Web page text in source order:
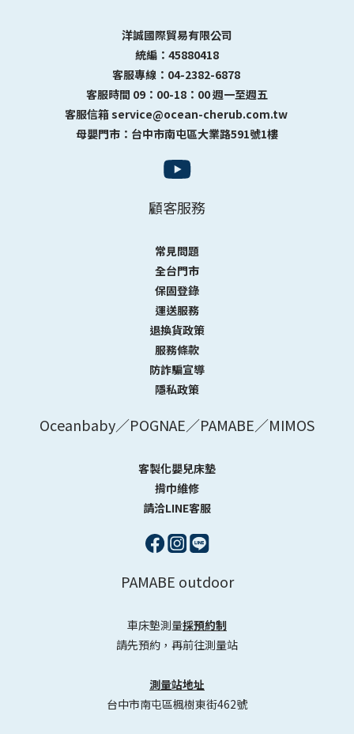
洋誠國際貿易有限公司
統編：45880418
客服專線：04-2382-6878
客服時間 09：00-18：00 週一至週五
客服信箱 service@ocean-cherub.com.tw
母嬰門市：台中市南屯區大業路591號1樓
顧客服務
常見問題
全台門市
保固登錄
運送服務
退換貨政策
服務條款
防詐騙宣導
隱私政策
Oceanbaby／POGNAE／PAMABE／MIMOS
客製化嬰兒床墊
揹巾維修
請洽LINE客服
PAMABE outdoor
車床墊測量採預約制
請先預約，再前往測量站
測量站地址
台中市南屯區楓樹東街462號